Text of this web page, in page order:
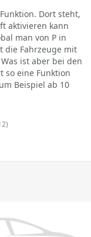
Dort steht,
aktivieren kann
man von P in
die Fahrzeuge mit
ist aber bei den
so eine Funktion
Beispiel ab 10
)